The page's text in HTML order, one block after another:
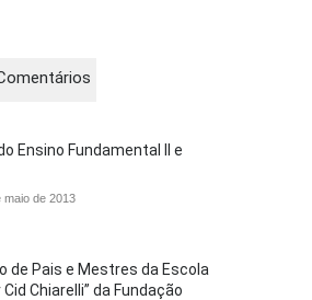
Ensino Fundamental II e
maio de 2013
de Pais e Mestres da Escola
Chiarelli” da Fundação